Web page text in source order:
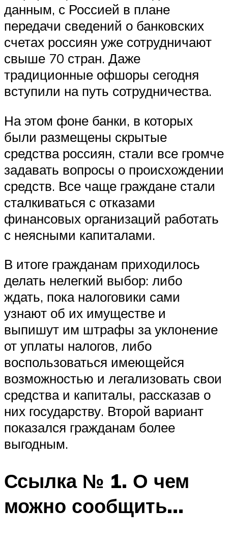
данным, с Россией в плане
передачи сведений о банковских
счетах россиян уже сотрудничают
свыше 70 стран. Даже
традиционные офшоры сегодня
вступили на путь сотрудничества.
На этом фоне банки, в которых
были размещены скрытые
средства россиян, стали все громче
задавать вопросы о происхождении
средств. Все чаще граждане стали
сталкиваться с отказами
финансовых организаций работать
с неясными капиталами.
В итоге гражданам приходилось
делать нелегкий выбор: либо
ждать, пока налоговики сами
узнают об их имуществе и
выпишут им штрафы за уклонение
от уплаты налогов, либо
воспользоваться имеющейся
возможностью и легализовать свои
средства и капиталы, рассказав о
них государству. Второй вариант
показался гражданам более
выгодным.
Ссылка № 1. О чем
можно сообщить…